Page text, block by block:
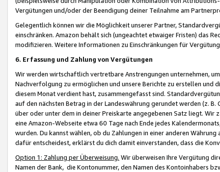
Vergütungen und/oder der Beendigung deiner Teilnahme am
Gelegentlich können wir die Möglichkeit unserer Partner,
einschränken. Amazon behält sich (ungeachtet etwaiger Fristen) das
modifizieren. Weitere Informationen zu Einschränkungen für
6. Erfassung und Zahlung von Vergütungen
Wir werden wirtschaftlich vertretbare Anstrengungen unternehmen,
Nachverfolgung zu ermöglichen und unsere Berichte zu erstellen und
diesem Monat verdient hast, zusammengefasst sind.
auf den nächsten Betrag in der Landeswährung gerundet werden (z.
über oder unter dem in deiner Preiskarte angegebenen Satz liegt.
eine Amazon-Webseite etwa 60 Tage nach Ende jedes
wurden. Du kannst wählen, ob du Zahlungen in einer anderen
dafür entscheidest, erklärst du dich damit einverstanden, dass die
Option 1: Zahlung per Überweisung. Wir überweisen Ihre Vergütung
Namen der Bank, die Kontonummer, den Namen des Kontoinhabers